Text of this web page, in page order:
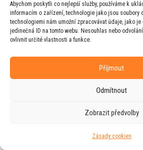
Abychom poskytli co nejlepší služby, používáme k
informacím o zařízení, technologie jako jsou soubory
technologiemi nám umožní zpracovávat údaje, jako
jedinečná ID na tomto webu. Nesouhlas nebo
ovlivnit určité vlastnosti a funkce.
Příjmout
Odmítnout
Zobrazit předvolby
Zásady cookies
Horeckého
Web vytvořila firmaRUDIve
agenturou